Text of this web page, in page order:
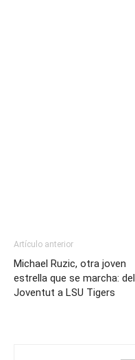
Artículo anterior
Michael Ruzic, otra joven
estrella que se marcha: del
Joventut a LSU Tigers